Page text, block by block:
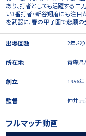
あり、打者としても活躍する二
い3番打者・新谷翔磨にも注目
を武器に、春の甲子園で悲願の
出場回数 2年ぶ
所在地 青森県
創立 1956年
監督 仲井 宗
フルマッチ動画